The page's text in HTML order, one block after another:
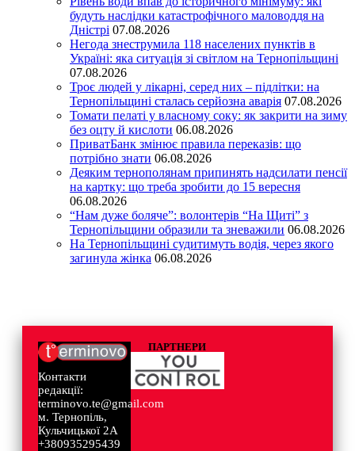
будуть наслідки катастрофічного маловоддя на
Дністрі 07.08.2026
Негода знеструмила 118 населених пунктів в
Україні: яка ситуація зі світлом на Тернопільщині
07.08.2026
Троє людей у лікарні, серед них – підлітки: на
Тернопільщині сталась серйозна аварія 07.08.2026
Томати пелаті у власному соку: як закрити на зиму
без оцту й кислоти 06.08.2026
ПриватБанк змінює правила переказів: що
потрібно знати 06.08.2026
Деяким тернополянам припинять надсилати пенсії
на картку: що треба зробити до 15 вересня
06.08.2026
“Нам дуже боляче”: волонтерів “На Щиті” з
Тернопільщини образили та зневажили 06.08.2026
На Тернопільщині судитимуть водія, через якого
загинула жінка 06.08.2026
Контакти
редакції:
terminovo.te@gmail.com
м. Тернопіль,
Кульчицької 2А
+380935295439
ПАРТНЕРИ